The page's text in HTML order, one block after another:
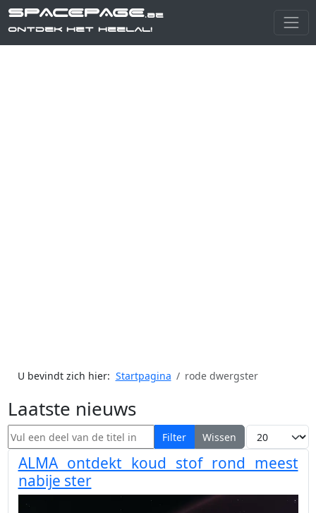
SPACEPAGE.be
Ontdek het heelal!
U bevindt zich hier: Startpagina rode dwergster
Laatste nieuws
Vul een deel van de titel in Filter Wissen Toon #
ALMA ontdekt koud stof rond meest
nabije ster